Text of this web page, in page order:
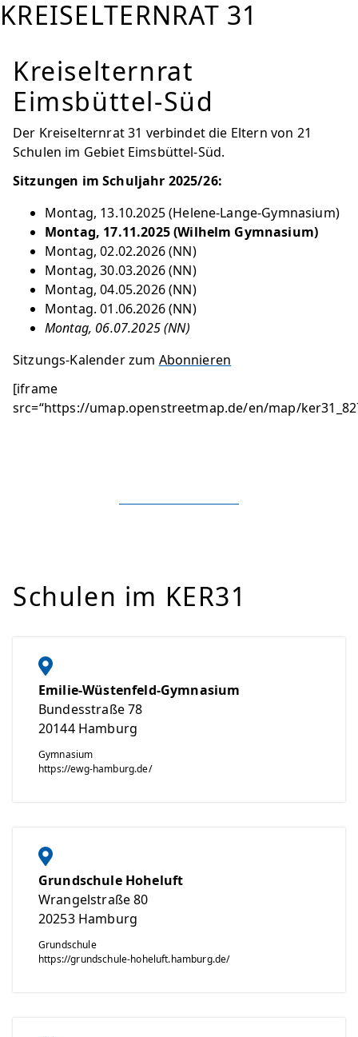
KREISELTERNRAT 31
Kreiselternrat
Eimsbüttel-Süd
Der Kreiselternrat 31 verbindet die Eltern von 21
Schulen im Gebiet Eimsbüttel-Süd.
Sitzungen im Schuljahr 2025/26:
Montag, 13.10.2025 (Helene-Lange-Gymnasium)
Montag, 17.11.2025 (Wilhelm Gymnasium)
Montag, 02.02.2026 (NN)
Montag, 30.03.2026 (NN)
Montag, 04.05.2026 (NN)
Montag. 01.06.2026 (NN)
Montag, 06.07.2025 (NN)
Sitzungs-Kalender zum Abonnieren
[iframe
src=“https://umap.openstreetmap.de/en/map/
Schulen im KER31
Emilie-Wüstenfeld-Gymnasium
Bundesstraße 78
20144 Hamburg
Gymnasium
https://ewg-hamburg.de/
Grundschule Hoheluft
Wrangelstraße 80
20253 Hamburg
Grundschule
https://grundschule-hoheluft.hamburg.de/